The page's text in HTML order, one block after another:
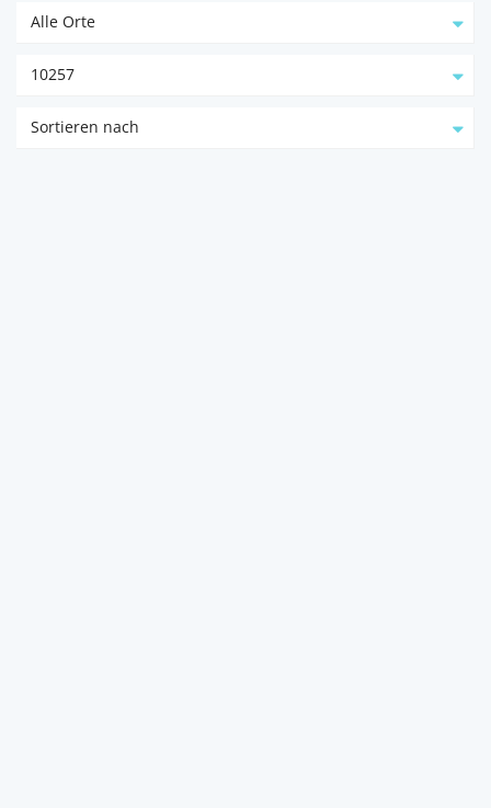
Alle Orte
10257
Sortieren nach